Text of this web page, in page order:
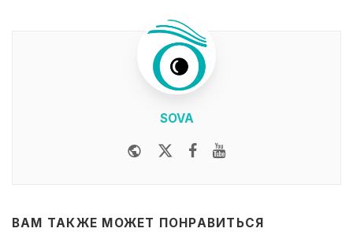
SOVA
WebsiteTwitterFacebook
ВАМ ТАКЖЕ МОЖЕТ ПОНРАВИТЬСЯ